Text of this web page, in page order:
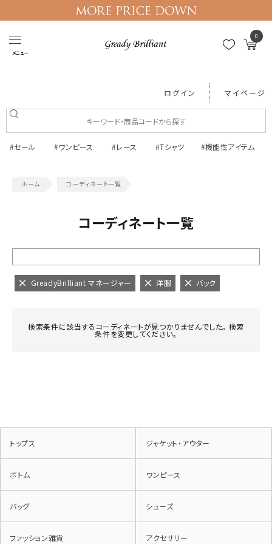
メニュー
0
ログイン マイページ
#セール #ワンピース #レース #Tシャツ #機能性アイテム
コーディネート一覧
コーディネート一覧
GreadyBrilliant マネージャー 洋服 バック
検索条件に該当するコーディネートが見つかりませんでした。 検索
条件を変更してください。
トップス ジャケット・アウター
ボトム ワンピース
バッグ シューズ
ファッション雑貨 アクセサリー